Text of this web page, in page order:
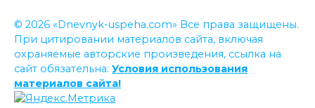
© 2026 «Dnevnyk-uspeha.com» Все права защищены.
При цитировании материалов сайта, включая
охраняемые авторские произведения, ссылка на
сайт обязательна: Условия использования
материалов сайта!